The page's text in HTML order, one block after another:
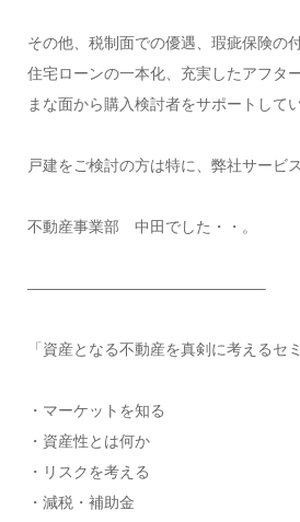
その他、税制面での優遇、瑕疵保険の
住宅ローンの一本化、充実したアフタ
まな面から購入検討者をサポートしてい
戸建をご検討の方は特に、弊社サービ
不動産事業部 中田でした・・。
———————————————–
「資産となる不動産を真剣に考えるセ
・マーケットを知る
・資産性とは何か
・リスクを考える
・減税・補助金